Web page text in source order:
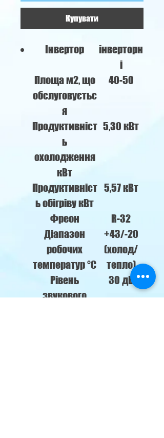
Купувати
Інвертор
інверторн
і
Площа м2, що
обслуговуєтьс
я
40-50
Продуктивніст
ь
охолодження
кВт
5,30 кВт
Продуктивніст
ь обігріву кВт
5,57 кВт
Фреон
R-32
Діапазон
робочих
температур °C
+43/-20
(холод/
тепло)
Рівень
звукового
30 дБ